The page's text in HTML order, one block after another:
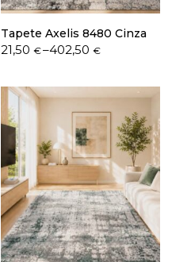
Tapete Axelis 8480 Cinza
21,50 €–402,50 €
Price
through
402,50 €